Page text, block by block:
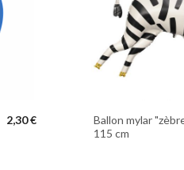
2,30 €
Ballon mylar
115 cm